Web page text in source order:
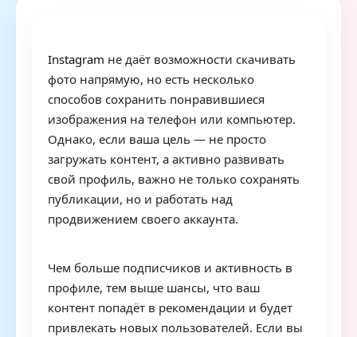
Instagram не даёт возможности скачивать
фото напрямую, но есть несколько
способов сохранить понравившиеся
изображения на телефон или компьютер.
Однако, если ваша цель — не просто
загружать контент, а активно развивать
свой профиль, важно не только сохранять
публикации, но и работать над
продвижением своего аккаунта.
Чем больше подписчиков и активность в
профиле, тем выше шансы, что ваш
контент попадёт в рекомендации и будет
привлекать новых пользователей. Если вы